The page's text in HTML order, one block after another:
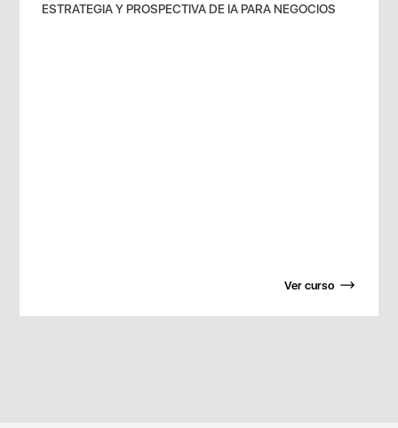
ESTRATEGIA Y PROSPECTIVA DE IA PARA NEGOCIOS
Ver curso